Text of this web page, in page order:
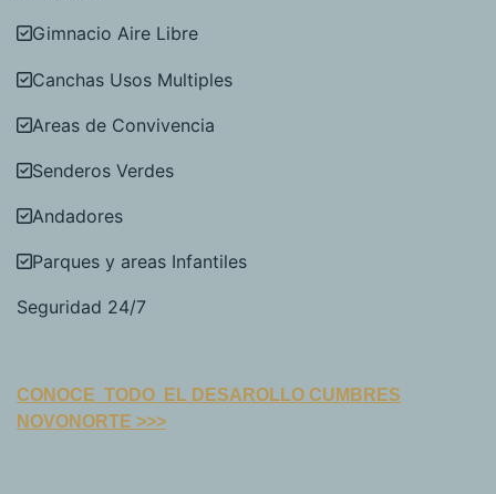
Gimnacio Aire Libre
Canchas Usos Multiples
Areas de Convivencia
Senderos Verdes
Andadores
Parques y areas Infantiles
Seguridad 24/7
CONOCE TODO EL DESAROLLO CUMBRES
NOVONORTE >>>